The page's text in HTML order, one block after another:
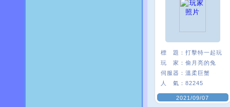
標 題： 打擊特一起玩
玩 家： 偷月亮的兔
伺服器： 溫柔巨蟹
人 氣： 82245
2021/09/07